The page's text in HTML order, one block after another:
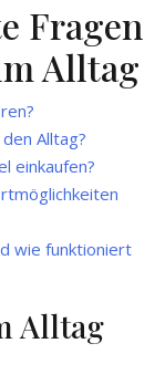
Fragen
Alltag
Alltag?
einkaufen?
wie funktioniert
Alltag